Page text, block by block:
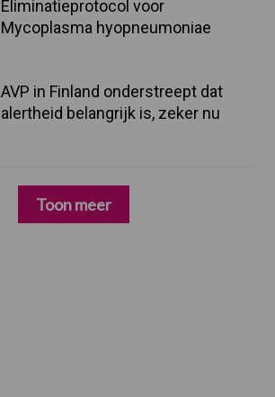
Eliminatieprotocol voor
Mycoplasma hyopneumoniae
AVP in Finland onderstreept dat
alertheid belangrijk is, zeker nu
Toon meer